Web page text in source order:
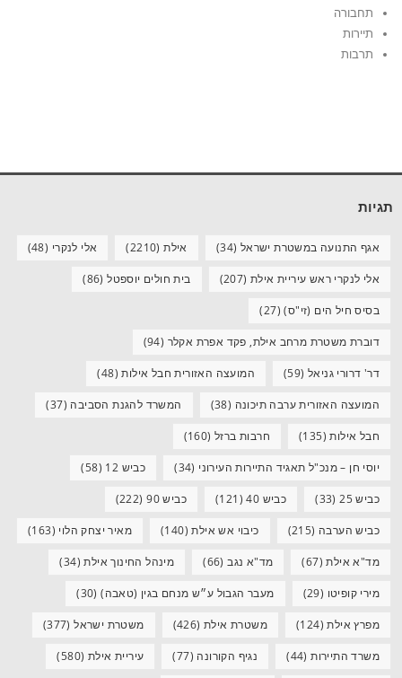
תחבורה
תיירות
תרבות
תגיות
אגף התנועה במשטרת ישראל (34) אילת(2210) אלי לנקרי (48)
אלי לנקרי ראש עיריית אילת (207) בית חולים יוספטל(86)
בסיס חיל הים (זי"ס)(27)
דוברת משטרת מרחב אילת, פקד אפרת אקלר (94)
דר' דרורי גניאל (59) המועצה האזורית חבל אילות(48)
המועצה האזורית ערבה תיכונה (38) המשרד להגנת הסביבה (37)
חבל אילות(135) חרבות ברזל (160)
יוסי חן – מנכ"ל תאגיד התיירות העירוני (34) כביש 12 (58)
כביש 25 (33) כביש 40 (121) כביש 90 (222)
כביש הערבה (215) כיבוי אש אילת(140) מאיר יצחק הלוי (163)
מד"א אילת(67) מד"א נגב(66) מינהל החינוך אילת(34)
מירי קופיטו (29) מעבר הגבול ע״ש מנחם בגין (טאבה)(30)
מפרץ אילת(124) משטרת אילת (426) משטרת ישראל(377)
משרד התיירות(44) נגיף הקורונה (77) עיריית אילת (580)